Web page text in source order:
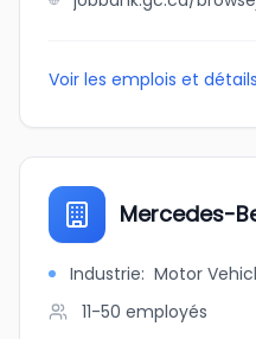
Voir les emplois et détails
Mercedes-
Industrie: Motor
11-50 employés